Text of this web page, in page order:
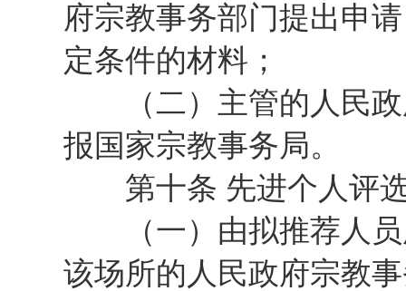
府宗教事务部门提出申
定条件的材料；
（二）主管的人民政
报国家宗教事务局。
第十条 先进个人评选
（一）由拟推荐人员
该场所的人民政府宗教